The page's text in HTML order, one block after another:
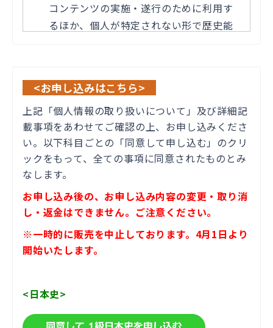
コンテンツの実施・遂行のために利用す
るほか、個人が特定されない形で歴史能
定関連情報、製品並びにサービス情報、
イベント、アンケート等)を適切な通信手
段を用いて送付させていただく場合もあ
ります。
歴史能力検定協会および日販セグモは、
上記2の利用目的達成のために必要な範囲
内において、個人情報の適切な取り扱い
に関する契約を締結した上で、個人情報
の取り扱いを第三者に委託する場合もあ
ります。なお当社がお客様から収集した
以下の個人情報等は、カード発行会社が
び、決済代行会社へ提供させていただき
ます。
<お申し込みはこちら>
上記「個人情報の取り扱いについて」及び詳細記
載事項をあわせてご確認の上、お申し込みくださ
い。以下科目ごとの「同意して申し込む」のクリ
ックをもって、全ての事項に同意されたものとみ
なします。
お申し込み後の、お申し込み内容の変更・取り消
し・返金はできません。ご注意ください。
※一時的に販売を中止しております。4月1日より
開始いたします。
<日本史>